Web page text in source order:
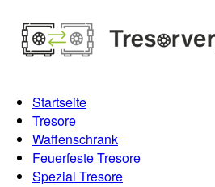
Startseite
Tresore
Waffenschrank
Feuerfeste Tresore
Spezial Tresore